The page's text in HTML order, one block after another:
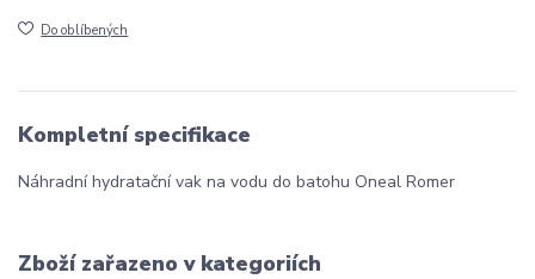
Do oblíbených
Kompletní specifikace
Náhradní hydratační vak na vodu do batohu Oneal Romer
Zboží zařazeno v kategoriích